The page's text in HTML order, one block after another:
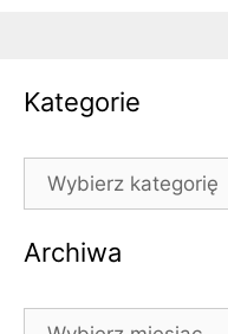
Kategorie
Kategorie
Archiwa
Archiwa